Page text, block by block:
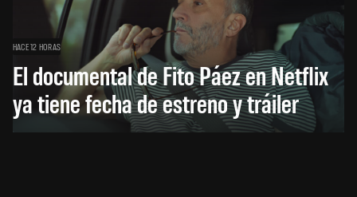
HACE 12 HORAS
El documental de Fito Páez en Netflix
ya tiene fecha de estreno y tráiler